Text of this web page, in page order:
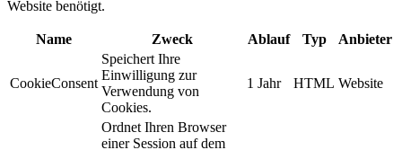
Website benötigt.
Name Zweck Ablauf Typ Anbieter
CookieConsent
Speichert Ihre
Einwilligung zur
Verwendung von
Cookies.
1 Jahr HTML Website
Ordnet Ihren Browser
einer Session auf dem